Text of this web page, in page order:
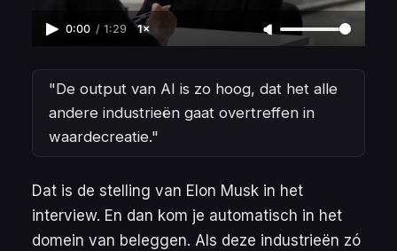
0:00 / 1:29 1×
"De output van AI is zo hoog, dat het alle
andere industrieën gaat overtreffen in
waardecreatie."
Dat is de stelling van Elon Musk in het
interview. En dan kom je automatisch in het
domein van beleggen. Als deze industrieën zó